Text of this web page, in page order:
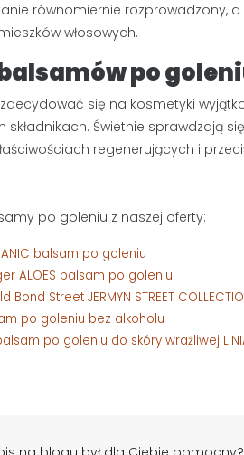
równomiernie rozprowadzony,
włosowych.
po
się na kosmetyki
składnikach. Świetnie sprawdzają
regenerujących i
po goleniu z naszej oferty:
balsam po goleniu
ALOES balsam po goleniu
Bond Street JERMYN STREET
po goleniu bez alkoholu
balsam po goleniu do skóry wrażliwej